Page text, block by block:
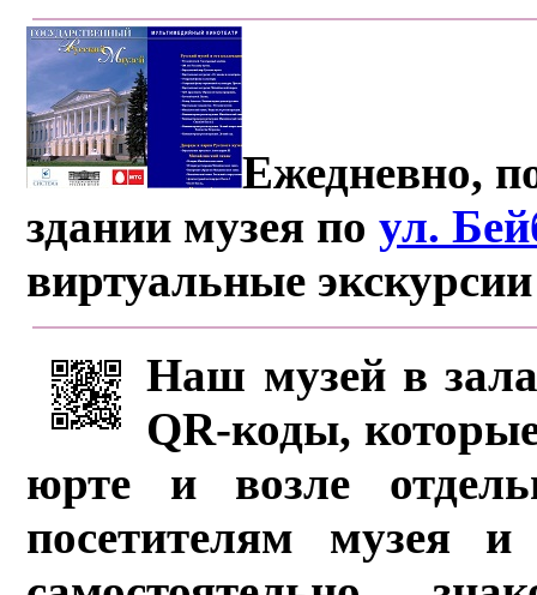
Ежедневно,
здании музея поул.
виртуальные
Наш музей в
QR-коды,
юрте и возле
посетителям музея и